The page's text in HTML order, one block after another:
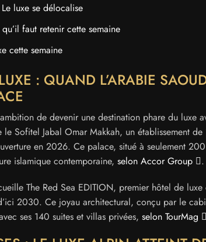
luxe se délocalise
faut retenir cette semaine
cette semaine
: QUAND L’ARABIE
de devenir une destination phare du luxe
Sofitel Jabal Omar Makkah, un établissement
en 2026. Ce palace, situé à seulement
islamique contemporaine, selon Accor Group
.
The Red Sea EDITION, premier hôtel de
2030. Ce joyau architectural, conçu par le
ses 140 suites et villas privées, selon TourMag